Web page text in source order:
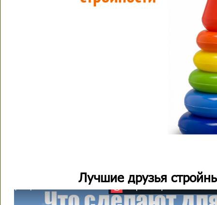
Лучшие друзья